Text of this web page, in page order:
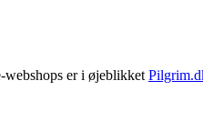
er i øjeblikket